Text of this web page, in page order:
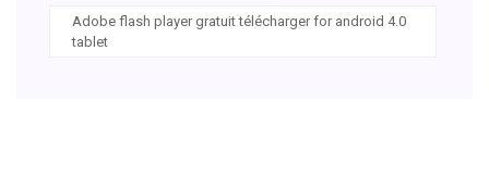
Adobe flash player gratuit télécharger for android 4.0
tablet